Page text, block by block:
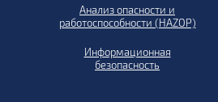
Анализ опасности и
работоспособности (HAZOP)
Информационная
безопасность